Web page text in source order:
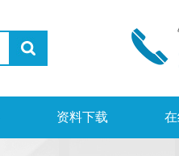
资料下载